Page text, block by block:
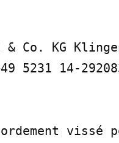
Co. KG
5231 14-